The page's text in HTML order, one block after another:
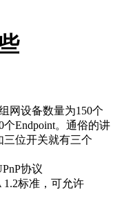
网设备数量为150个
Endpoint。通俗的讲
三位开关就有三个
协议
1.2标准，可允许